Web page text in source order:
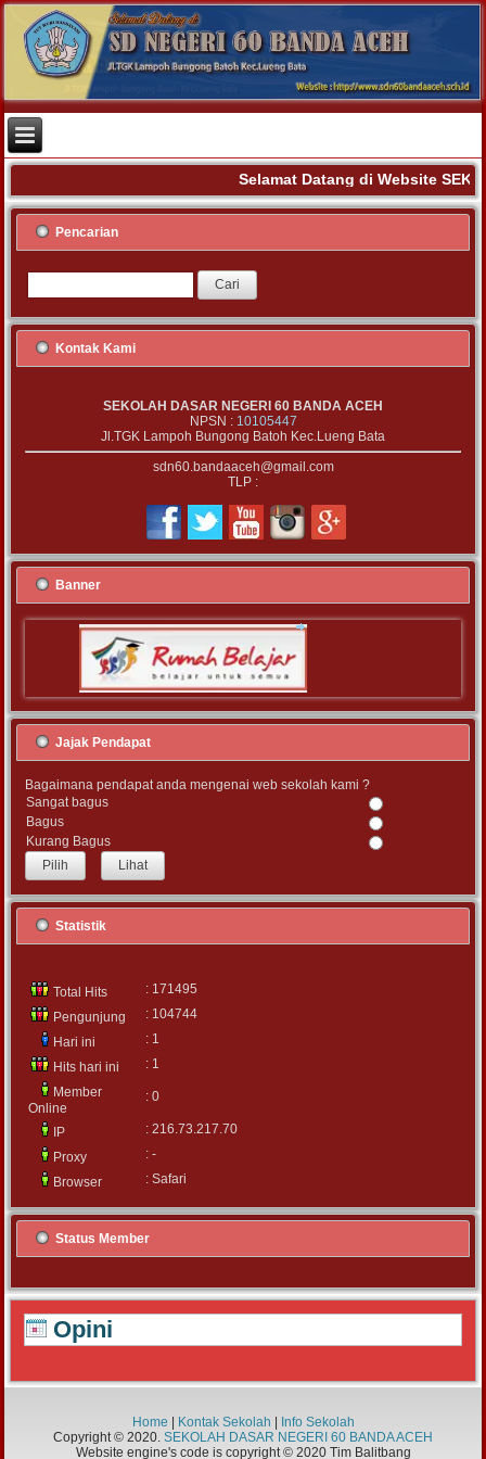
Selamat Datang di Website
Pencarian
Kontak Kami
SEKOLAH DASAR NEGERI 60 BANDA ACEH
NPSN : 10105447
Jl.TGK Lampoh Bungong Batoh Kec.Lueng Bata
sdn60.bandaaceh@gmail.com
TLP :
Banner
Jajak Pendapat
Bagaimana pendapat anda mengenai web sekolah kami ?
Sangat bagus
Bagus
Kurang Bagus
Lihat
Statistik
Total Hits
: 171495
Pengunjung
: 104744
Hari ini
: 1
Hits hari ini
: 1
Member
Online
: 0
IP
: 216.73.217.70
Proxy
: -
Browser
: Safari
Status Member
Opini
Home Kontak Sekolah
Info Sekolah
Copyright © 2020. SEKOLAH DASAR NEGERI 60 BANDA ACEH
Website engine's code is copyright © 2020 Tim Balitbang